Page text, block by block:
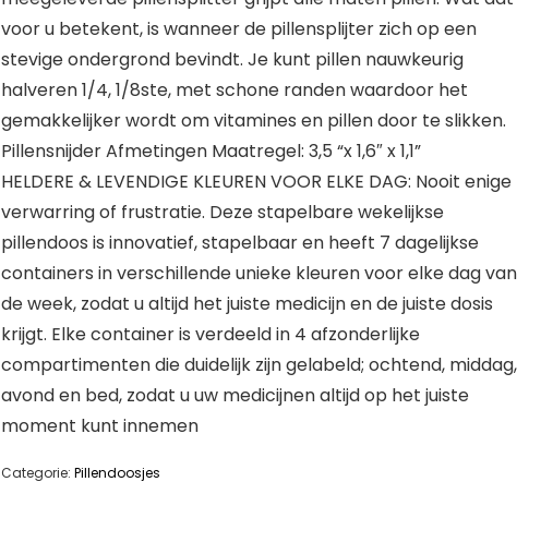
voor u betekent, is wanneer de pillensplijter zich op een
stevige ondergrond bevindt. Je kunt pillen nauwkeurig
halveren 1/4, 1/8ste, met schone randen waardoor het
gemakkelijker wordt om vitamines en pillen door te slikken.
Pillensnijder Afmetingen Maatregel: 3,5 “x 1,6″ x 1,1”
HELDERE & LEVENDIGE KLEUREN VOOR ELKE DAG: Nooit enige
verwarring of frustratie. Deze stapelbare wekelijkse
pillendoos is innovatief, stapelbaar en heeft 7 dagelijkse
containers in verschillende unieke kleuren voor elke dag van
de week, zodat u altijd het juiste medicijn en de juiste dosis
krijgt. Elke container is verdeeld in 4 afzonderlijke
compartimenten die duidelijk zijn gelabeld; ochtend, middag,
avond en bed, zodat u uw medicijnen altijd op het juiste
moment kunt innemen
Categorie: Pillendoosjes